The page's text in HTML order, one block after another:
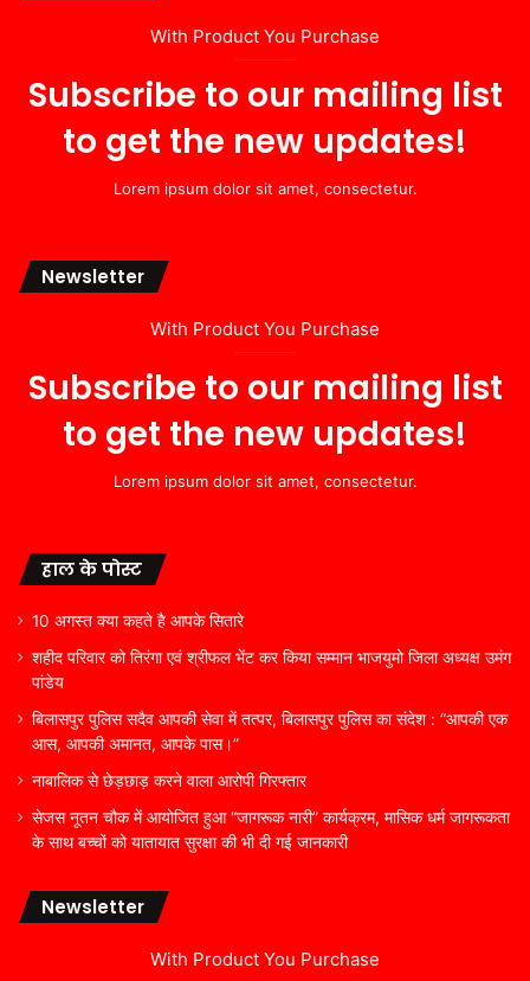
With Product You Purchase
Subscribe to our mailing list
to get the new updates!
Lorem ipsum dolor sit amet, consectetur.
Newsletter
With Product You Purchase
Subscribe to our mailing list
to get the new updates!
Lorem ipsum dolor sit amet, consectetur.
हाल के पोस्ट
10 अगस्त क्या कहते है आपके सितारे
शहीद परिवार को तिरंगा एवं श्रीफल भेंट कर किया सम्मान भाजयुमो जिला अध्यक्ष उमंग
पांडेय
बिलासपुर पुलिस सदैव आपकी सेवा में तत्पर, बिलासपुर पुलिस का संदेश : “आपकी एक
आस, आपकी अमानत, आपके पास।”
नाबालिक से छेड़छाड़ करने वाला आरोपी गिरफ्तार
सेजस नूतन चौक में आयोजित हुआ “जागरूक नारी” कार्यक्रम, मासिक धर्म जागरूकता
के साथ बच्चों को यातायात सुरक्षा की भी दी गई जानकारी
Newsletter
With Product You Purchase